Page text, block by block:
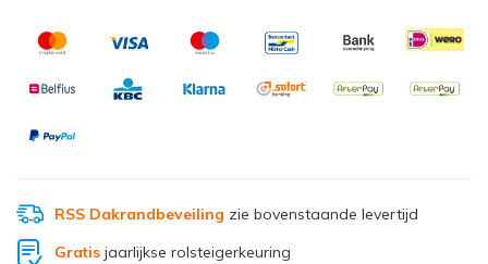
RSS Dakrandbeveiling zie bovenstaande levertijd
Gratisjaarlijkse rolsteigerkeuring